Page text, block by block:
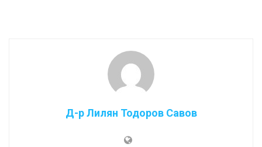
Д-р Лилян Тодоров Савов